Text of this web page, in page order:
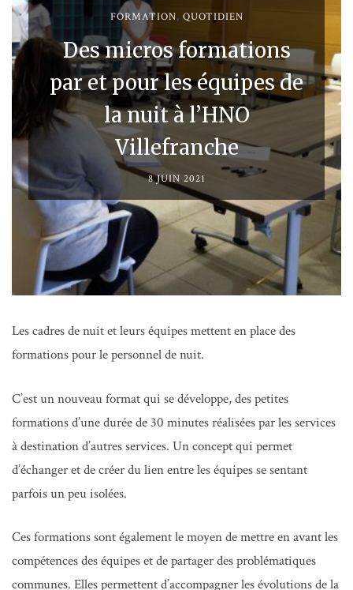
FORMATION, QUOTIDIEN
Des micros formations
par et pour les équipes de
la nuit à l’HNO
Villefranche
8 JUIN 2021
Les cadres de nuit et leurs équipes mettent en place des
formations pour le personnel de nuit.
C’est un nouveau format qui se développe, des petites
formations d’une durée de 30 minutes réalisées par les services
à destination d’autres services. Un concept qui permet
d’échanger et de créer du lien entre les équipes se sentant
parfois un peu isolées.
Ces formations sont également le moyen de mettre en avant les
compétences des équipes et de partager des problématiques
communes. Elles permettent d’accompagner les évolutions de la